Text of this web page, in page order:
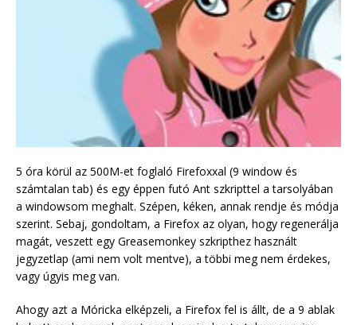
5 óra körül az 500M-et foglaló Firefoxxal (9 window és
számtalan tab) és egy éppen futó Ant szkripttel a tarsolyában
a windowsom meghalt. Szépen, kéken, annak rendje és módja
szerint. Sebaj, gondoltam, a Firefox az olyan, hogy regenerálja
magát, veszett egy Greasemonkey szkripthez használt
jegyzetlap (ami nem volt mentve), a többi meg nem érdekes,
vagy úgyis meg van.
Ahogy azt a Móricka elképzeli, a Firefox fel is állt, de a 9 ablak